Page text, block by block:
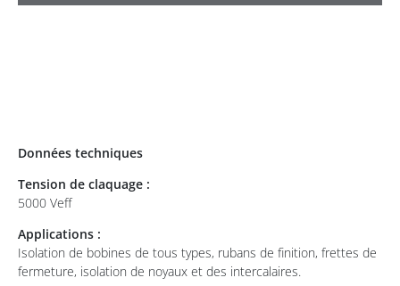
Données techniques
Tension de claquage :
5000 Veff
Applications :
Isolation de bobines de tous types, rubans de finition, frettes de
fermeture, isolation de noyaux et des intercalaires.